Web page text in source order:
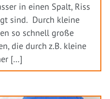
in einen Spalt, Riss
sind. Durch kleine
so schnell große
die durch z.B. kleine
[…]